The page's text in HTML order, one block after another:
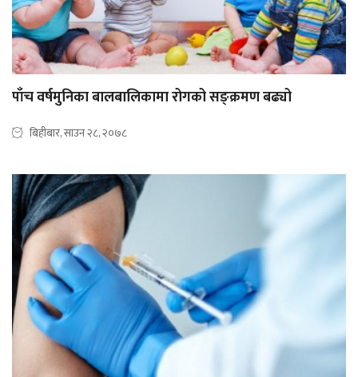
पाँच वर्षमुनिका बालबालिकामा रोगको सङ्क्रमण बढ्यो
बिहीबार, साउन २८, २०७८